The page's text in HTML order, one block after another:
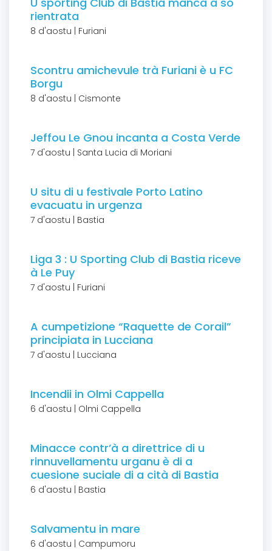
rientrata
8 d'aostu | Furiani
Scontru amichevule trà Furiani è u FC
Borgu
8 d'aostu | Cismonte
Jeffou Le Gnou incanta a Costa Verde
7 d'aostu | Santa Lucia di Moriani
U situ di u festivale Porto Latino
evacuatu in urgenza
7 d'aostu | Bastia
Liga 3 : U Sporting Club di Bastia riceve
à Le Puy
7 d'aostu | Furiani
A cumpetizione “Raquette de Corail”
principiata in Lucciana
7 d'aostu | Lucciana
Incendii in Olmi Cappella
6 d'aostu | Olmi Cappella
Minacce contr’à a direttrice di u
rinnuvellamentu urganu è di a
cuesione suciale di a cità di Bastia
6 d'aostu | Bastia
Salvamentu in mare
6 d'aostu | Campumoru